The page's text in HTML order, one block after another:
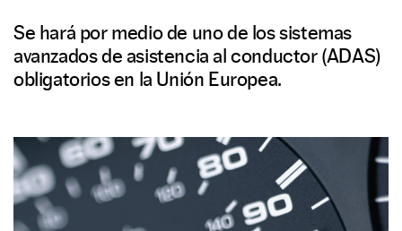
Se hará por medio de uno de los sistemas
avanzados de asistencia al conductor (ADAS)
obligatorios en la Unión Europea.